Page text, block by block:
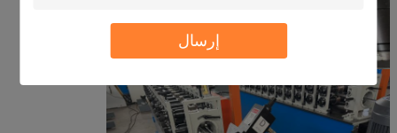
إرسال